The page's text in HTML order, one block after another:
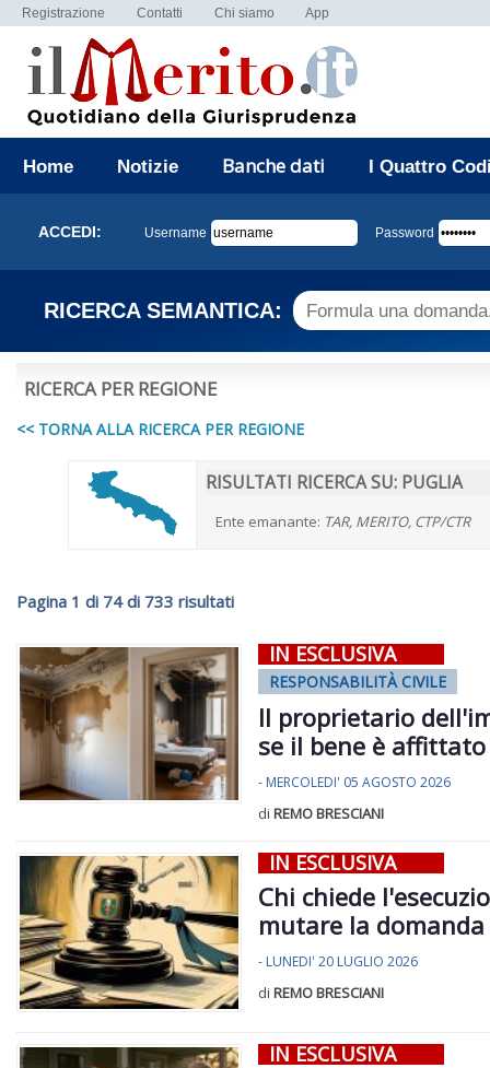
Registrazione Contatti Chi siamo App
Home Notizie Banche dati I Quattro
ACCEDI: Username Password
RICERCA SEMANTICA:
RICERCA PER REGIONE
<< TORNA ALLA RICERCA PER REGIONE
RISULTATI RICERCA SU: PUGLIA
Ente emanante: TAR, MERITO, CTP/CTR
Pagina 1 di 74 di 733 risultati
IN ESCLUSIVA
RESPONSABILITÀ CIVILE
Il proprietario
se il bene è affittato
- MERCOLEDI' 05 AGOSTO 2026
di REMO BRESCIANI
IN ESCLUSIVA
Chi chiede
mutare la
- LUNEDI' 20 LUGLIO 2026
di REMO BRESCIANI
IN ESCLUSIVA